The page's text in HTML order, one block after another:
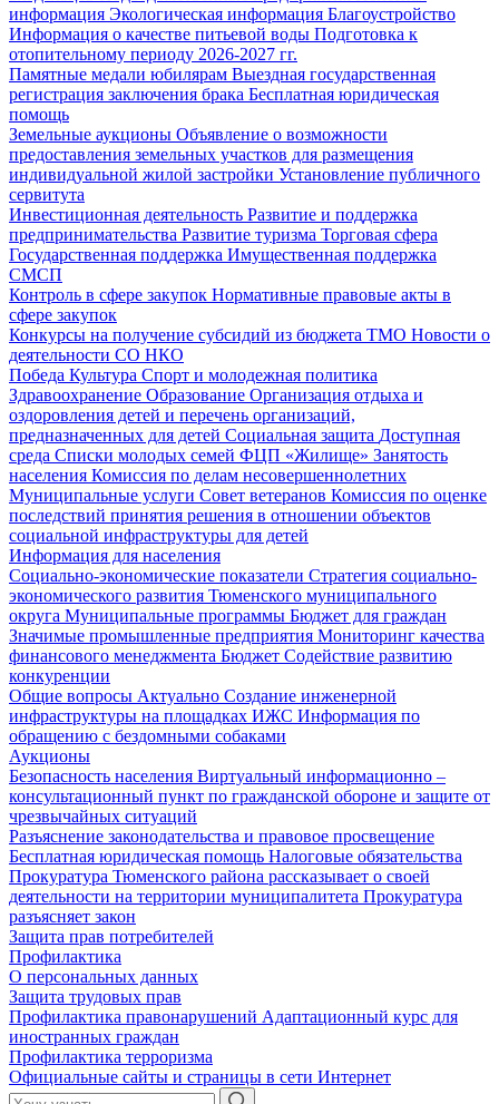
информация Экологическая информация Благоустройство
Информация о качестве питьевой воды Подготовка к
отопительному периоду 2026-2027 гг.
Памятные медали юбилярам Выездная государственная
регистрация заключения брака Бесплатная юридическая
помощь
Земельные аукционы Объявление о возможности
предоставления земельных участков для размещения
индивидуальной жилой застройки Установление публичного
сервитута
Инвестиционная деятельность Развитие и поддержка
предпринимательства Развитие туризма Торговая сфера
Государственная поддержка Имущественная поддержка
СМСП
Контроль в сфере закупок Нормативные правовые акты в
сфере закупок
Конкурсы на получение субсидий из бюджета ТМО Новости о
деятельности СО НКО
Победа Культура Спорт и молодежная политика
Здравоохранение Образование Организация отдыха и
оздоровления детей и перечень организаций,
предназначенных для детей Социальная защита Доступная
среда Списки молодых семей ФЦП «Жилище» Занятость
населения Комиссия по делам несовершеннолетних
Муниципальные услуги Совет ветеранов Комиссия по оценке
последствий принятия решения в отношении объектов
социальной инфраструктуры для детей
Информация для населения
Социально-экономические показатели Стратегия социально-
экономического развития Тюменского муниципального
округа Муниципальные программы Бюджет для граждан
Значимые промышленные предприятия Мониторинг качества
финансового менеджмента Бюджет Содействие развитию
конкуренции
Общие вопросы Актуально Создание инженерной
инфраструктуры на площадках ИЖС Информация по
обращению с бездомными собаками
Аукционы
Безопасность населения Виртуальный информационно –
консультационный пункт по гражданской обороне и защите от
чрезвычайных ситуаций
Разъяснение законодательства и правовое просвещение
Бесплатная юридическая помощь Налоговые обязательства
Прокуратура Тюменского района рассказывает о своей
деятельности на территории муниципалитета Прокуратура
разъясняет закон
Защита прав потребителей
Профилактика
О персональных данных
Защита трудовых прав
Профилактика правонарушений Адаптационный курс для
иностранных граждан
Профилактика терроризма
Официальные сайты и страницы в сети Интернет